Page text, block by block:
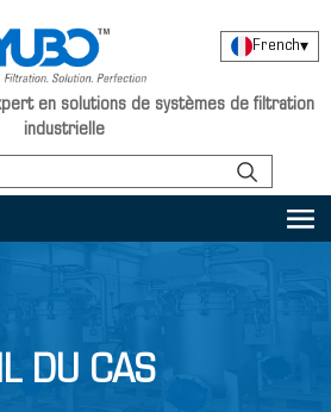
en solutions de systèmes de filtration
industrielle
French▾
DU CAS